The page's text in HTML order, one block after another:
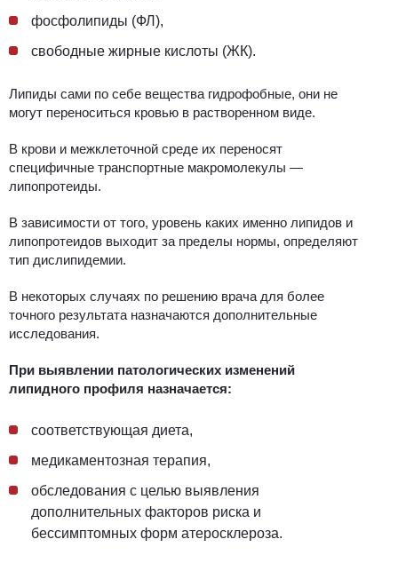
фосфолипиды (ФЛ),
свободные жирные кислоты (ЖК).
Липиды сами по себе вещества гидрофобные, они не
могут переноситься кровью в растворенном виде.
В крови и межклеточной среде их переносят
специфичные транспортные макромолекулы —
липопротеиды.
В зависимости от того, уровень каких именно липидов и
липопротеидов выходит за пределы нормы, определяют
тип дислипидемии.
В некоторых случаях по решению врача для более
точного результата назначаются дополнительные
исследования.
При выявлении патологических изменений
липидного профиля назначается:
соответствующая диета,
медикаментозная терапия,
обследования с целью выявления
дополнительных факторов риска и
бессимптомных форм атеросклероза.